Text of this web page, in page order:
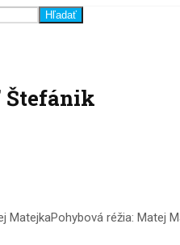
Hľadať
Štefánik
MatejkaPohybová réžia: Matej